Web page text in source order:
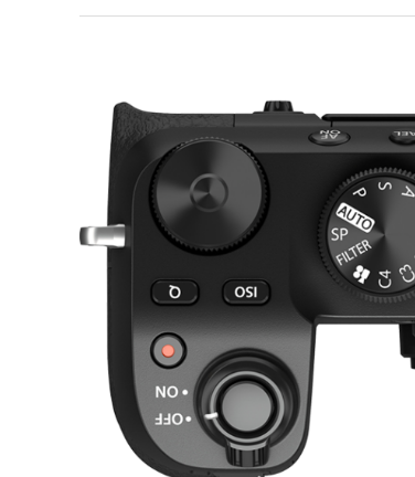
X-
T200,
için
güncellemeleri
X-
T200,
A7
yazılım
güncellemeleri